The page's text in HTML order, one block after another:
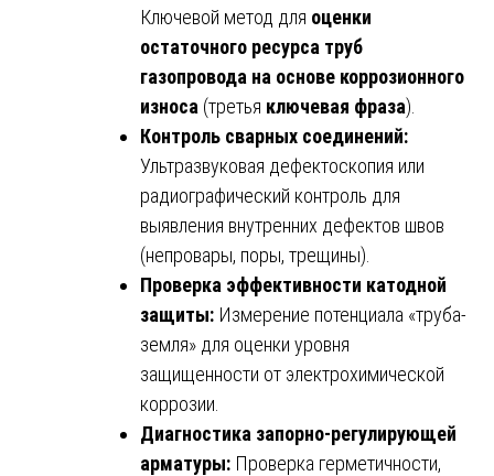
Ключевой метод для оценки
остаточного ресурса труб
газопровода на основе коррозионного
износа (третья ключевая фраза).
Контроль сварных соединений:
Ультразвуковая дефектоскопия или
радиографический контроль для
выявления внутренних дефектов швов
(непровары, поры, трещины).
Проверка эффективности катодной
защиты: Измерение потенциала «труба-
земля» для оценки уровня
защищенности от электрохимической
коррозии.
Диагностика запорно-регулирующей
арматуры: Проверка герметичности,